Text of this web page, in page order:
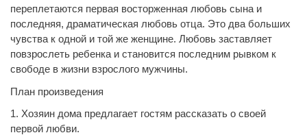
переплетаются первая восторженная любовь сына и
последняя, драматическая любовь отца. Это два больших
чувства к одной и той же женщине. Любовь заставляет
повзрослеть ребенка и становится последним рывком к
свободе в жизни взрослого мужчины.
План произведения
1. Хозяин дома предлагает гостям рассказать о своей
первой любви.